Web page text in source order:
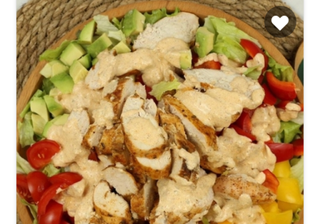
ხორცში ცილები 19,5%-ია, საქონლის ხორცში კი 13%)
და მას ადამიანის ორგანიზმი უფრო ადვილად
ითვისებს, ამიტომ ქათმის ხორცი შეიძლება სხვა
ხორცზე უფრო ხშირად და მეტი ოდენობით
მოვიხმაროთ.